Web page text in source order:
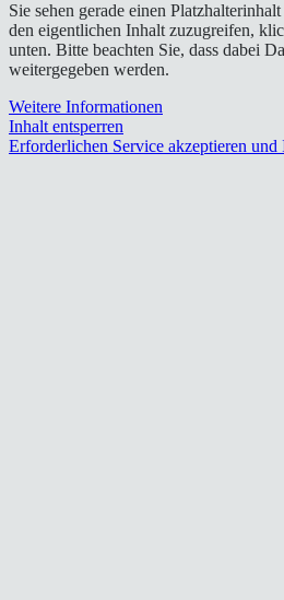
Sie sehen gerade einen
den eigentlichen Inhalt zuzugreifen,
unten. Bitte beachten Sie, dass dabei
weitergegeben werden.
Weitere Informationen
Inhalt entsperren
Erforderlichen Service akzeptieren und